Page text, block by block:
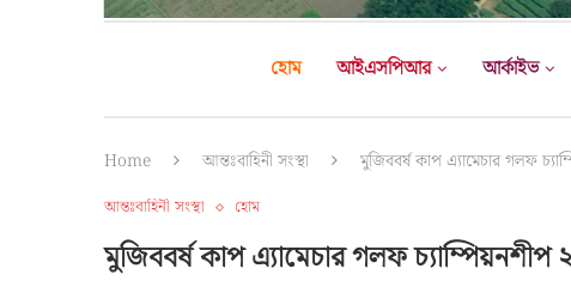
হোম আইএসপিআর আর্কাইভ
Home আন্তঃবাহিনী সংস্থা মুজিববর্ষ কাপ এ্যামেচার গলফ
আন্তঃবাহিনী সংস্থা হোম
মুজিববর্ষ কাপ এ্যামেচার গলফ চ্যাম্পিয়নশীপ